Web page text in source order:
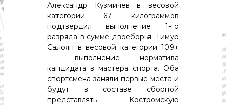
и
Н
о
в
о
т
и
,
Александр Кузмичев в весовой
категории 67 килограммов
подтвердил выполнение 1-го
разряда в сумме двоеборья. Тимур
Салоян в весовой категории 109+
— выполнение норматива
кандидата в мастера спорта. Оба
спортсмена заняли первые места и
будут в составе сборной
представлять Костромскую